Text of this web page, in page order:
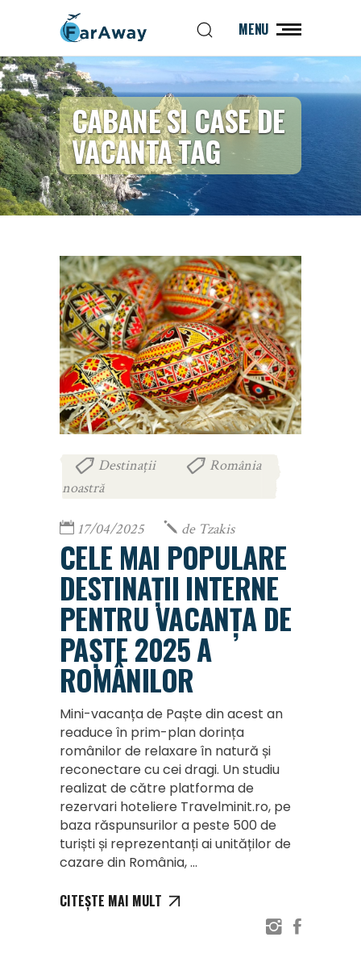
MENU
CABANE SI CASE DE
VACANTA TAG
Destinații
România
noastră
17/04/2025 de Tzakis
CELE MAI POPULARE
DESTINAȚII INTERNE
PENTRU VACANȚA DE
PAȘTE 2025 A
ROMÂNILOR
Mini-vacanța de Paște din acest an
readuce în prim-plan dorința
românilor de relaxare în natură și
reconectare cu cei dragi. Un studiu
realizat de către platforma de
rezervari hoteliere Travelminit.ro, pe
baza răspunsurilor a peste 500 de
turiști și reprezentanți ai unităților de
cazare din România,
CITEȘTE MAI MULT